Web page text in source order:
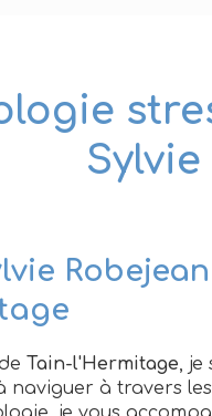
Tain-l'Hermitage, je
naviguer à travers